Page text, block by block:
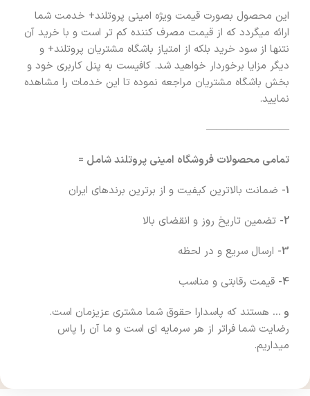
این محصول بصورت قیمت ویژه امینی پروتلند+ خدمت شما
ارائه میگردد که از قیمت مصرف کننده کم تر است و با خرید آن
نتنها از سود خرید بلکه از امتیاز باشگاه مشتریان پروتلند+ و
دیگر مزایا برخوردار خواهید شد. کافیست به پنل کاربری خود و
بخش باشگاه مشتریان مراجعه نموده تا این خدمات را مشاهده
نمایید.
————————
تمامی محصولات فروشگاه امینی پروتلند شامل =
1- ضمانت بالاترین کیفیت و از برترین برندهای ایران
2- تضمین تاریخ روز و انقضای بالا
3- ارسال سریع و در لحظه
4- قیمت رقابتی و مناسب
و … هستند که پاسدارا حقوق شما مشتری عزیزمان است.
رضایت شما فراتر از هر سرمایه ای است و ما آن را پاس
میداریم.